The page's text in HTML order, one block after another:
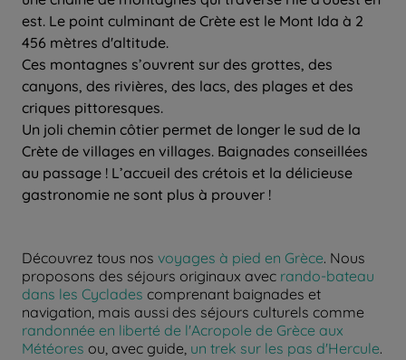
est. Le point culminant de Crète est le Mont Ida à 2
456 mètres d'altitude.
Ces montagnes s’ouvrent sur des grottes, des
canyons, des rivières, des lacs, des plages et des
criques pittoresques.
Un joli chemin côtier permet de longer le sud de la
Crète de villages en villages. Baignades conseillées
au passage ! L’accueil des crétois et la délicieuse
gastronomie ne sont plus à prouver !
Découvrez tous nos voyages à pied en Grèce. Nous
proposons des séjours originaux avec rando-bateau
dans les Cyclades comprenant baignades et
navigation, mais aussi des séjours culturels comme
randonnée en liberté de l'Acropole de Grèce aux
Météores ou, avec guide, un trek sur les pas d'Hercule.